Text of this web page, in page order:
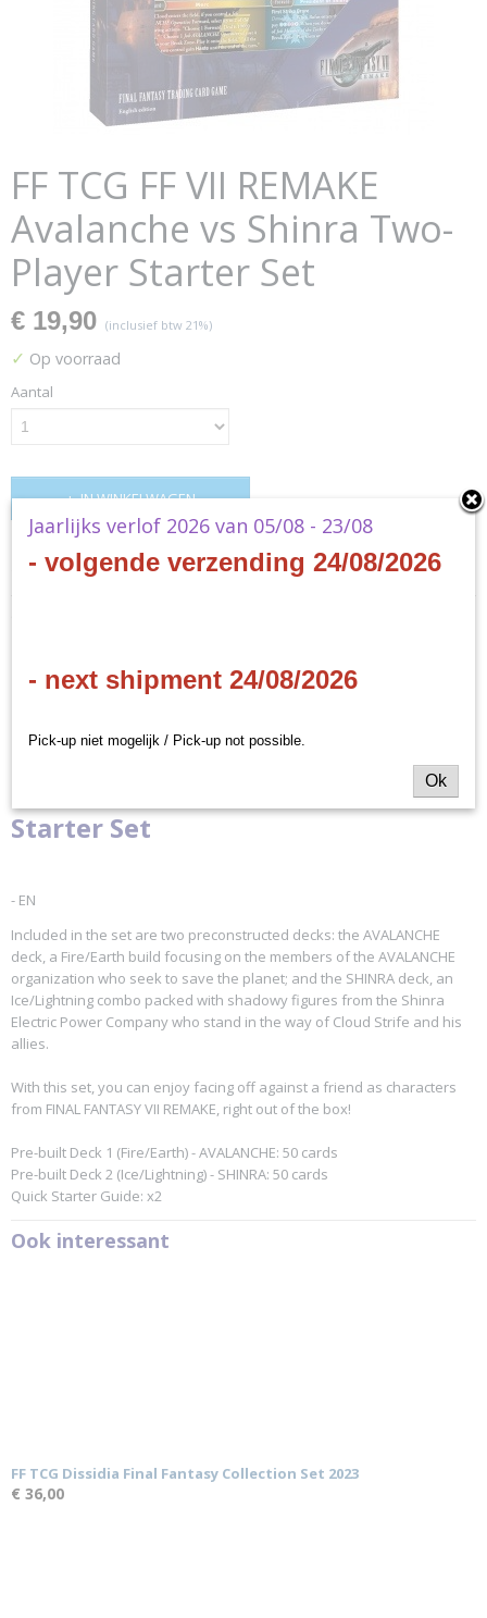
FF TCG FF VII REMAKE
Avalanche vs Shinra Two-
Player Starter Set
€ 19,90 (inclusief btw 21%)
✓ Op voorraad
Aantal
IN WINKELWAGEN
Specificaties
4988601355810
Final Fantasy TCG FF VII
REMAKE
- Avalanche vs Shinra Two-Player
Starter Set
- EN
Included in the set are two preconstructed decks: the AVALANCHE
deck, a Fire/Earth build focusing on the members of the AVALANCHE
organization who seek to save the planet; and the SHINRA deck, an
Ice/Lightning combo packed with shadowy figures from the Shinra
Electric Power Company who stand in the way of Cloud Strife and his
allies.
With this set, you can enjoy facing off against a friend as characters
from FINAL FANTASY VII REMAKE, right out of the box!
Pre-built Deck 1 (Fire/Earth) - AVALANCHE: 50 cards
Pre-built Deck 2 (Ice/Lightning) - SHINRA: 50 cards
Quick Starter Guide: x2
Ook interessant
FF TCG Dissidia Final Fantasy Collection Set 2023
€ 36,00
Jaarlijks verlof 2026 van 05/08 - 23/08
- volgende verzending 24/08/2026
- next shipment 24/08/2026
Pick-up niet mogelijk / Pick-up not possible.
Ok